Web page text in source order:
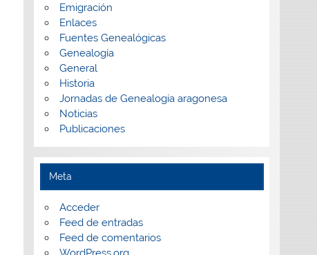
Emigración
Enlaces
Fuentes Genealógicas
Genealogía
General
Historia
Jornadas de Genealogía aragonesa
Noticias
Publicaciones
Meta
Acceder
Feed de entradas
Feed de comentarios